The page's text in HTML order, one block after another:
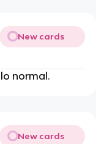
New cards
normal.
New cards